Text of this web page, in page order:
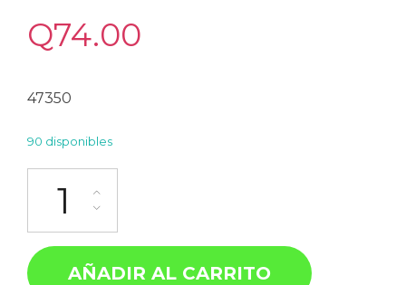
Q74.00
47350
90 disponibles
AÑADIR AL CARRITO